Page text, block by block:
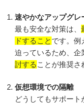
https://
2025-49671
https://
2025-49753
https://
2025-49729
速やかなアップグレ
最も安全な対策は、
ドすること です。例
迫っているため、企
討する ことが推奨さ
仮想環境での隔離
どうしてもサポー